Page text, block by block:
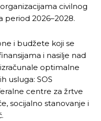
civilnog
period 2026–2028.
i budžete koji se
i nasilje nad
optimalne
usluga: SOS
centre za žrtve
socijalno stanovanje i